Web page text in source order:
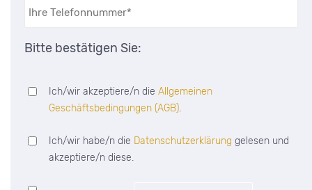
Bitte bestätigen Sie:
Ich/wir akzeptiere/n die Allgemeinen
Geschäftsbedingungen (AGB).
Ich/wir habe/n die Datenschutzerklärung gelesen und
akzeptiere/n diese.